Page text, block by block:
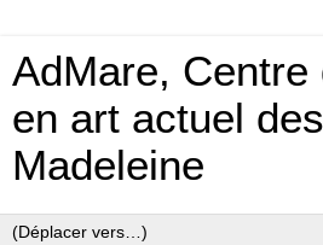
AdMare, Centre
en art actuel
Madeleine